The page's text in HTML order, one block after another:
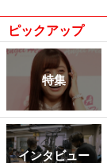
ピックアップ
特集
インタビュー